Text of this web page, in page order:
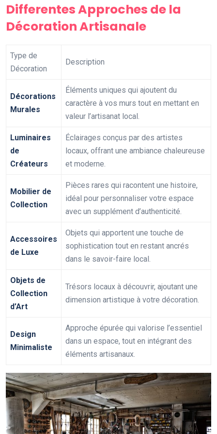
Differentes Approches de la
Décoration Artisanale
Type de
Décoration
Description
Décorations
Murales
Éléments uniques qui ajoutent du
caractère à vos murs tout en mettant en
valeur l’artisanat local.
Luminaires
de
Créateurs
Éclairages conçus par des artistes
locaux, offrant une ambiance chaleureuse
et moderne.
Mobilier de
Collection
Pièces rares qui racontent une histoire,
idéal pour personnaliser votre espace
avec un supplément d’authenticité.
Accessoires
de Luxe
Objets qui apportent une touche de
sophistication tout en restant ancrés
dans le savoir-faire local.
Objets de
Collection
d’Art
Trésors locaux à découvrir, ajoutant une
dimension artistique à votre décoration.
Design
Minimaliste
Approche épurée qui valorise l’essentiel
dans un espace, tout en intégrant des
éléments artisanaux.